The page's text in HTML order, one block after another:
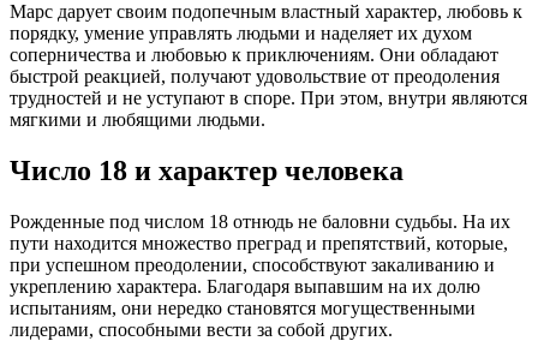
Марс дарует своим подопечным властный характер, любовь к
порядку, умение управлять людьми и наделяет их духом
соперничества и любовью к приключениям. Они обладают
быстрой реакцией, получают удовольствие от преодоления
трудностей и не уступают в споре. При этом, внутри являются
мягкими и любящими людьми.
Число 18 и характер человека
Рожденные под числом 18 отнюдь не баловни судьбы. На их
пути находится множество преград и препятствий, которые,
при успешном преодолении, способствуют закаливанию и
укреплению характера. Благодаря выпавшим на их долю
испытаниям, они нередко становятся могущественными
лидерами, способными вести за собой других.